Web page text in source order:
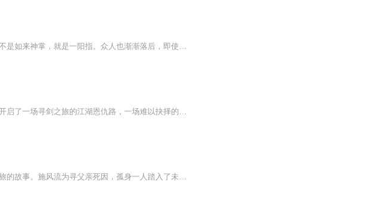
李找到了新的世界，创立了新的家园，这个世界的人都会神功，不是如来神掌，就是一阳指。众人也渐渐落后，即使你没有武术，也可以用神功在这个世界上称王称霸，而这个世界的人们则叫武术叫做天赋。失传的神功混元霹雳掌，众人也一再寻觅，他们能否统治整个神功呢？敬请期待。
【专辑简介】施风流为了完成父亲的遗愿，孤身一人踏入江湖，开启了一场寻剑之旅的江湖恩仇路，一场难以抉择的爱情江湖水……是谁为他挡去了暗剑？又是谁为他不顾生死？在面对众多美女倾心以待时，他又该如何抉择？该如何偿还这份情意？最终他又能否查出真...
【专辑简介】讲述了主角施风流为了完成父亲遗愿而踏上寻剑之旅的故事。施风流为寻父亲死因，孤身一人踏入了未知的江湖。是谁为他挡去了暗剑，又是谁为他不顾生死，在面对众多美女倾心以待时，他有还如何抉择。在兄弟为他出生入死时他有还如何偿还这份情意...